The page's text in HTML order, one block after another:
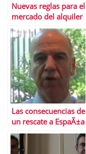
Nuevas reglas para el
mercado del alquiler
Las consecuencias de
un rescate a EspaÃ±a